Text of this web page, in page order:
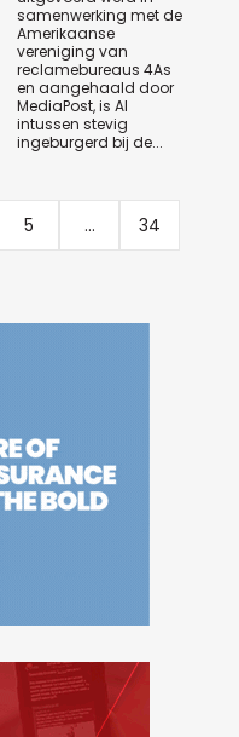
samenwerking met de
Amerikaanse
vereniging van
reclamebureaus 4As
en aangehaald door
MediaPost, is AI
intussen stevig
ingeburgerd bij de...
5 ... 34